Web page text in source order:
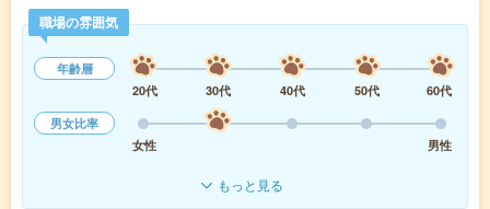
職場の雰囲気
年齢層
20代
30代 40代 50代
60代
男女比率
女性
男性
もっと見る